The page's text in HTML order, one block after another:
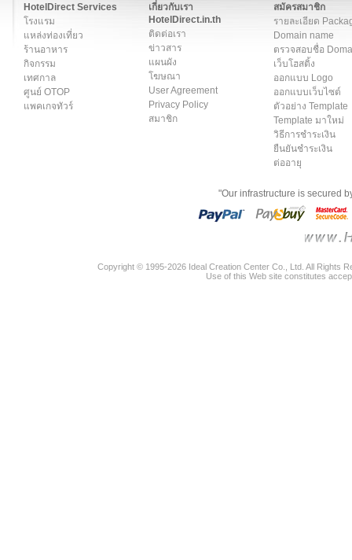
HotelDirect Services
โรงแรม
แหล่งท่องเที่ยว
ร้านอาหาร
กิจกรรม
เทศกาล
ศูนย์ OTOP
แพคเกจทัวร์
เกี่ยวกับเรา
HotelDirect.in.th
ติดต่อเรา
ข่าวสาร
แผนผัง
โฆษณา
User Agreement
Privacy Policy
สมาชิก
สมัครสมาชิก
รายละเอียด
Domain name
ตรวจสอบชื่อ
เว็บโฮสติ้ง
ออกแบบ Logo
ออกแบบเว็บไซต์
ตัวอย่าง Template
Template มาใหม่
วิธีการชำระเงิน
ยืนยันชำระเงิน
ต่ออายุ
"Our infrastructure is secured
Copyright © 1995-2026 Ideal Creation Center Co., Ltd. All Rights
Use of this Web site constitutes